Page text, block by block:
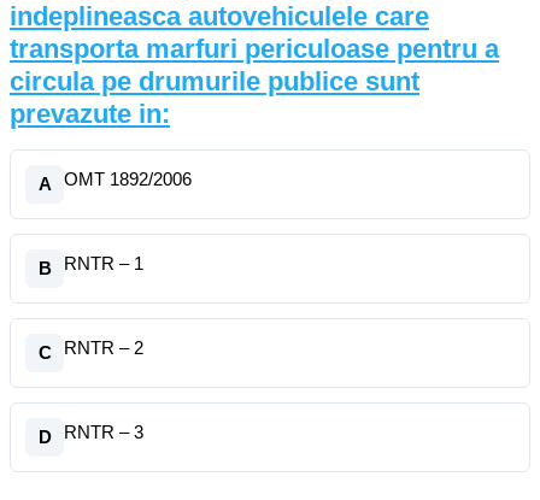
indeplineasca autovehiculele care
transporta marfuri periculoase pentru a
circula pe drumurile publice sunt
prevazute in:
A OMT 1892/2006
B RNTR – 1
C RNTR – 2
D RNTR – 3